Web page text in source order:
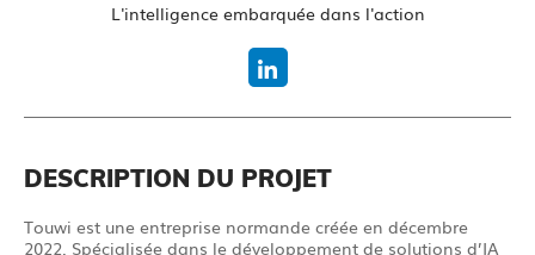
L'intelligence embarquée dans l'action
DESCRIPTION DU PROJET
Touwi est une entreprise normande créée en décembre
2022. Spécialisée dans le développement de solutions d’IA